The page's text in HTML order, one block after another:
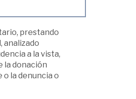
prestando
analizado
a la vista,
la donación
la denuncia o